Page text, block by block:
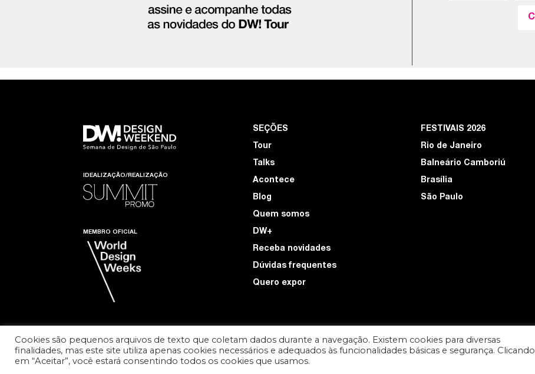
IDEALIZAÇÃO/REALIZAÇÃO
MEMBRO OFICIAL
SEÇÕES
Tour
Talks
Acontece
Blog
Quem somos
DW+
Receba novidades
Dúvidas frequentes
Quero expor
FESTIVAIS 2026
Rio de Janeiro
Balneário Camboriú
Brasília
São Paulo
TERMOS DE USO E PRIVACIDADE DESIGN POR
Cookies são pequenos arquivos de texto que coletam dados durante a navegação. Existem cookies para diversas
finalidades, mas este site utiliza apenas cookies necessários e adequados às funcionalidades básicas e segurança. Clicando
em “Aceitar”, você estará consentindo todos os cookies que usamos.